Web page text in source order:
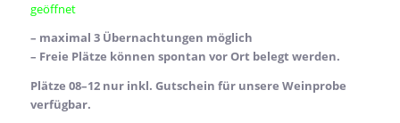
geöffnet
– maximal 3 Übernachtungen möglich
– Freie Plätze können spontan vor Ort belegt werden.
Plätze 08–12 nur inkl. Gutschein für unsere Weinprobe
verfügbar.